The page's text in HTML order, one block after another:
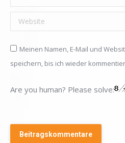
Website
Meinen Namen, E-Mail und
speichern, bis ich wieder
Are you human? Please solve:
Beitragskommentare